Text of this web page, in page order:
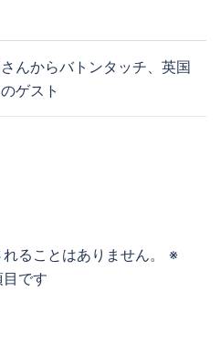
んからバトンタッチ、英国
ゲスト
ることはありません。
※
です